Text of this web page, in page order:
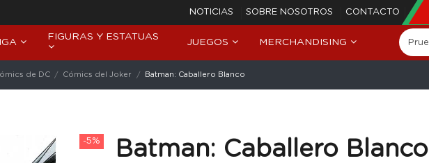
NOTICIAS SOBRE NOSOTROS CONTACTO
FIGURAS Y ESTATUAS
JUEGOS MERCHANDISING
de DC Cómics del Joker Batman: Caballero Blanco
-5%
Batman: Caballero Blanco